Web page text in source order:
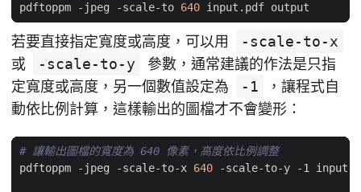
pdftoppm -jpeg -scale-to 640
若要直接指定寬度或高度，可以用
-scale-to-x
或
-scale-to-y
參數，通常建議的作法是只指
定寬度或高度，另一個數值設定為
-1
，讓程式自
動依比例計算，這樣輸出的圖檔才不會變形：
# 讓輸出圖檔的寬度為 640 像素，高度依比例調整
pdftoppm -jpeg -scale-to-x 640